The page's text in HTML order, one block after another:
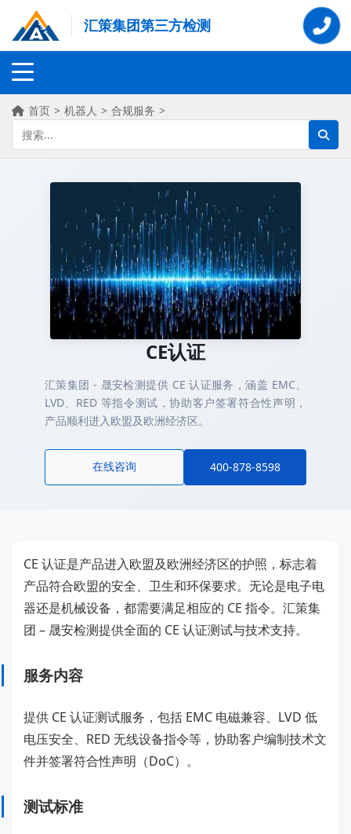
汇策集团第三方检测
首页 > 机器人 > 合规服务 >
CE认证
汇策集团 - 晟安检测提供 CE 认证服务，涵盖 EMC、
LVD、RED 等指令测试，协助客户签署符合性声明，
产品顺利进入欧盟及欧洲经济区。
在线咨询 400-878-8598
CE 认证是产品进入欧盟及欧洲经济区的护照，标志着
产品符合欧盟的安全、卫生和环保要求。无论是电子电
器还是机械设备，都需要满足相应的 CE 指令。汇策集
团 – 晟安检测提供全面的 CE 认证测试与技术支持。
服务内容
提供 CE 认证测试服务，包括 EMC 电磁兼容、LVD 低
电压安全、RED 无线设备指令等，协助客户编制技术文
件并签署符合性声明（DoC）。
测试标准